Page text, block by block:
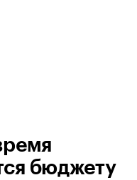
бюджету